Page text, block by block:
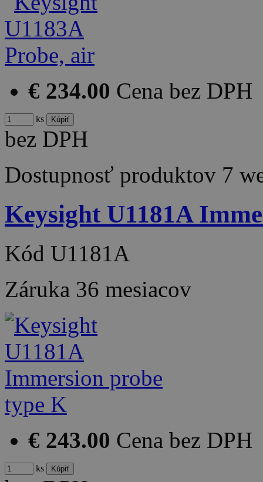
€ 234.00 Cena bez DPH
ks
bez DPH
Dostupnosť produktov 7
Keysight U1181A
Kód U1181A
Záruka 36 mesiacov
€ 243.00 Cena bez DPH
ks